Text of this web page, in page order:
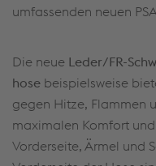
umfassenden neuen
Die neue Leder/FR-
hose beispielsweise
gegen Hitze, Flammen
maximalen Komfort
Vorderseite, Ärmel und